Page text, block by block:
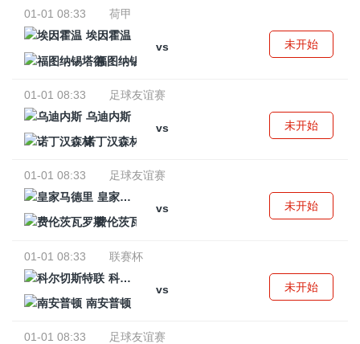
01-01 08:33
荷甲
埃因霍温
vs
福图纳锡塔德
未开始
01-01 08:33
足球友谊赛
乌迪内斯
vs
诺丁汉森林
未开始
01-01 08:33
足球友谊赛
皇家马德里
vs
费伦茨瓦罗斯
未开始
01-01 08:33
联赛杯
科尔切斯特联
vs
南安普顿
未开始
01-01 08:33
足球友谊赛